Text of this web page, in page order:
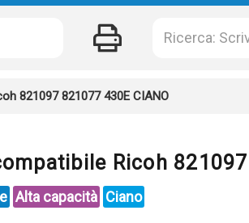
821097 821077 430E CIANO
Ricoh
Alta capacità Ciano